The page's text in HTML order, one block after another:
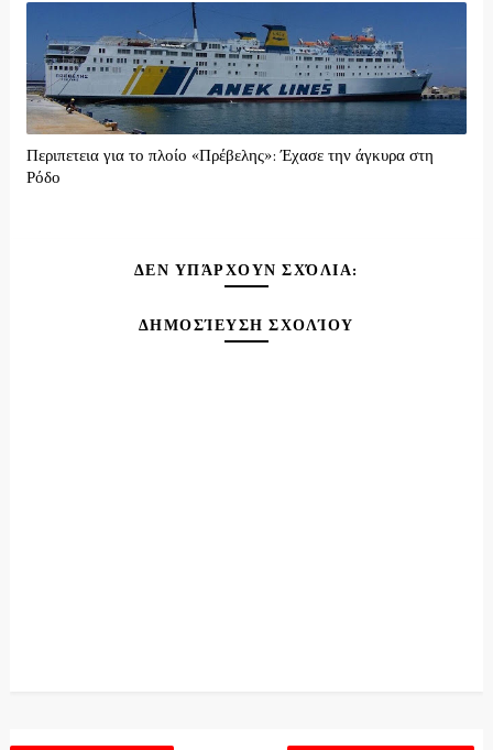
Περιπετεια για το πλοίο «Πρέβελης»: Έχασε την άγκυρα στη
Ρόδο
ΔΕΝ ΥΠΆΡΧΟΥΝ ΣΧΌΛΙΑ:
ΔΗΜΟΣΊΕΥΣΗ ΣΧΟΛΊΟΥ